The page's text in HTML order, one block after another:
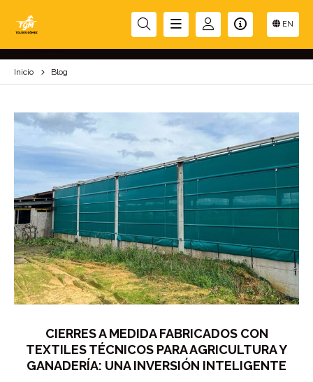
EN
BLOG
Inicio Blog
CIERRES A MEDIDA FABRICADOS CON
TEXTILES TÉCNICOS PARA AGRICULTURA Y
GANADERÍA: UNA INVERSIÓN INTELIGENTE